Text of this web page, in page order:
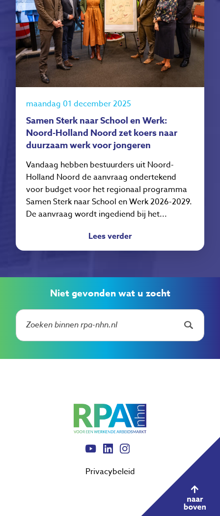
maandag 01 december 2025
Samen Sterk naar School en Werk:
Noord-Holland Noord zet koers naar
duurzaam werk voor jongeren
Vandaag hebben bestuurders uit Noord-
Holland Noord de aanvraag ondertekend
voor budget voor het regionaal programma
Samen Sterk naar School en Werk 2026-2029.
De aanvraag wordt ingediend bij het...
Lees verder
Niet gevonden wat u zocht
Privacybeleid